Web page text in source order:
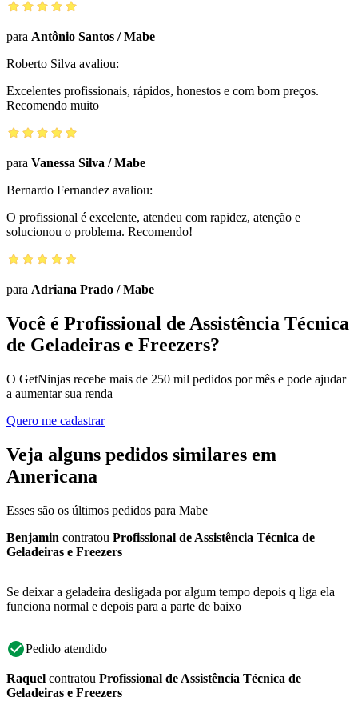
para Antônio Santos /Mabe
Roberto Silva avaliou:
Excelentes profissionais, rápidos, honestos e com bom preços.
Recomendo muito
para Vanessa Silva /Mabe
Bernardo Fernandez avaliou:
O profissional é excelente, atendeu com rapidez, atenção e
solucionou o problema. Recomendo!
para Adriana Prado /Mabe
Você é Profissional de Assistência Técnica
de Geladeiras e Freezers?
O GetNinjas recebe mais de 250 mil pedidos por mês e pode ajudar
a aumentar sua renda
Quero me cadastrar
Veja alguns pedidos similares em
Americana
Esses são os últimos pedidos para Mabe
Benjamin contratou Profissional de Assistência Técnica de
Geladeiras e Freezers
Se deixar a geladeira desligada por algum tempo depois q liga ela
funciona normal e depois para a parte de baixo
Pedido atendido
Raquel contratou Profissional de Assistência Técnica de
Geladeiras e Freezers